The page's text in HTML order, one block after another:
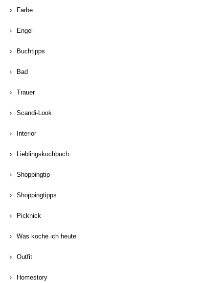
Farbe
Engel
Buchtipps
Bad
Trauer
Scandi-Look
Interior
Lieblingskochbuch
Shoppingtip
Shoppingtipps
Picknick
Was koche ich heute
Outfit
Homestory